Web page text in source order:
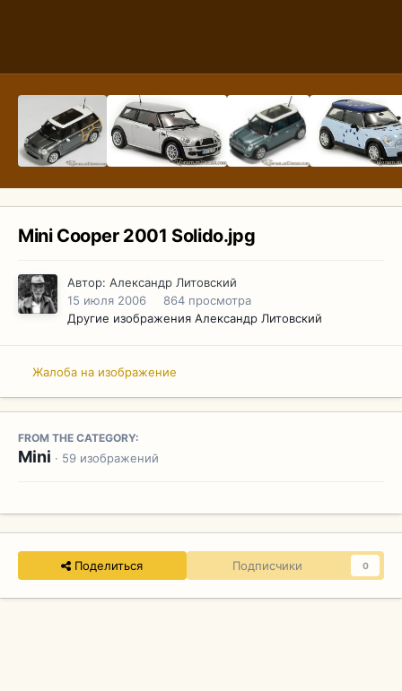
Mini Cooper 2001 Solido.jpg
Автор: Александр Литовский
15 июля 2006
864 просмотра
Другие изображения Александр Литовский
Жалоба на изображение
FROM THE CATEGORY:
Mini · 59 изображений
Поделиться Подписчики 0